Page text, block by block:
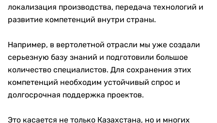
локализация производства, передача технологий и
развитие компетенций внутри страны.
Например, в вертолетной отрасли мы уже создали
серьезную базу знаний и подготовили большое
количество специалистов. Для сохранения этих
компетенций необходим устойчивый спрос и
долгосрочная поддержка проектов.
Это касается не только Казахстана, но и многих